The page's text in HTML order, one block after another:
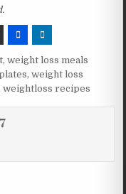
,weight loss meals
,weight loss
,weightloss recipes